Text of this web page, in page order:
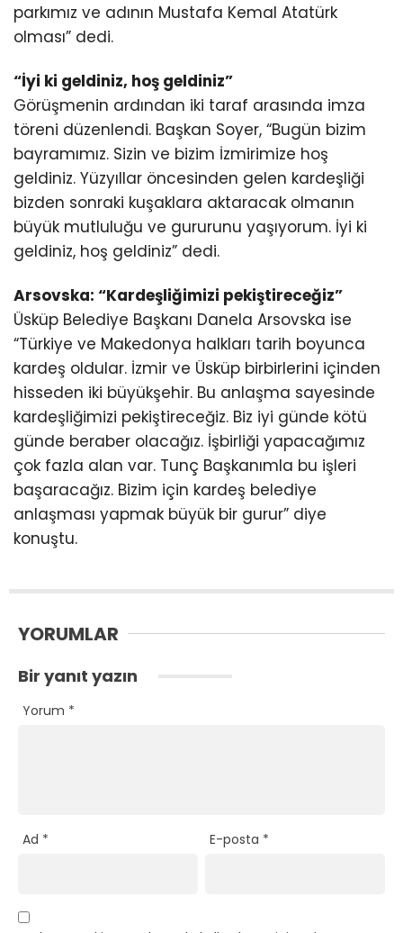
parkımız ve adının Mustafa Kemal Atatürk
olması” dedi.
“İyi ki geldiniz, hoş geldiniz”
Görüşmenin ardından iki taraf arasında imza
töreni düzenlendi. Başkan Soyer, “Bugün bizim
bayramımız. Sizin ve bizim İzmirimize hoş
geldiniz. Yüzyıllar öncesinden gelen kardeşliği
bizden sonraki kuşaklara aktaracak olmanın
büyük mutluluğu ve gururunu yaşıyorum. İyi ki
geldiniz, hoş geldiniz” dedi.
Arsovska: “Kardeşliğimizi pekiştireceğiz”
Üsküp Belediye Başkanı Danela Arsovska ise
“Türkiye ve Makedonya halkları tarih boyunca
kardeş oldular. İzmir ve Üsküp birbirlerini içinden
hisseden iki büyükşehir. Bu anlaşma sayesinde
kardeşliğimizi pekiştireceğiz. Biz iyi günde kötü
günde beraber olacağız. İşbirliği yapacağımız
çok fazla alan var. Tunç Başkanımla bu işleri
başaracağız. Bizim için kardeş belediye
anlaşması yapmak büyük bir gurur” diye
konuştu.
YORUMLAR
Bir yanıt yazın
Yorum *
Ad * E-posta *